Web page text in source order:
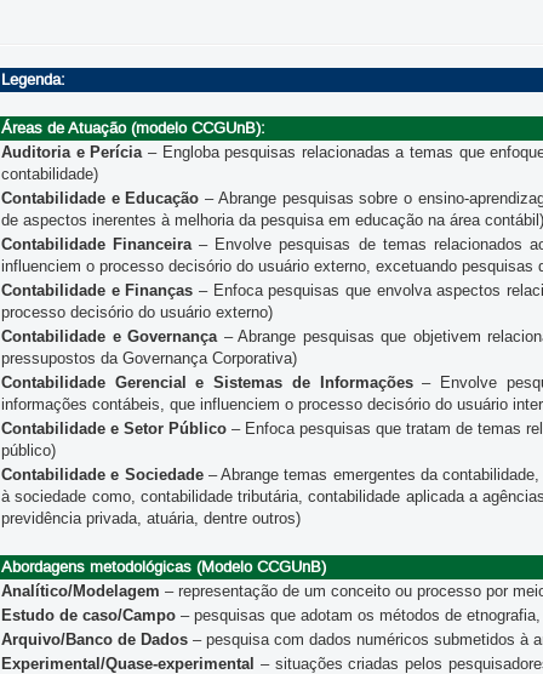
Legenda:
Áreas de Atuação (modelo CCGUnB):
Auditoria e Perícia – Engloba pesquisas relacionadas a temas que
contabilidade)
Contabilidade e Educação – Abrange pesquisas sobre o ensino-
de aspectos inerentes à melhoria da pesquisa em educação na área contábil)
Contabilidade Financeira – Envolve pesquisas de temas relacionados
influenciem o processo decisório do usuário externo, excetuando
Contabilidade e Finanças – Enfoca pesquisas que envolva aspectos
processo decisório do usuário externo)
Contabilidade e Governança – Abrange pesquisas que objetivem
pressupostos da Governança Corporativa)
Contabilidade Gerencial e Sistemas de Informações– Envolve
informações contábeis, que influenciem o processo decisório do usuário
Contabilidade e Setor Público – Enfoca pesquisas que tratam de temas
público)
Contabilidade e Sociedade– Abrange temas emergentes da
à sociedade como, contabilidade tributária, contabilidade aplicada a
previdência privada, atuária, dentre outros)
Abordagens metodológicas (Modelo CCGUnB)
Analítico/Modelagem – representação de um conceito ou processo por
Estudo de caso/Campo – pesquisas que adotam os métodos de
Arquivo/Banco de Dados – pesquisa com dados numéricos submetidos à
Experimental/Quase-experimental – situações criadas pelos